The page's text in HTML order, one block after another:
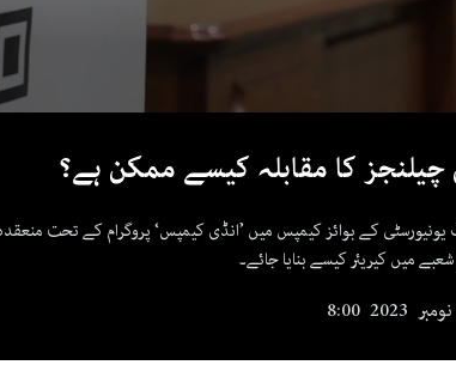
کا مقابلہ کیسے ممکن ہے؟
یونیورسٹی کے بوائز کیمپس میں ’انڈی کیمپس‘ پروگرام کے تحت
میں کیریئر کیسے بنایا جائے۔